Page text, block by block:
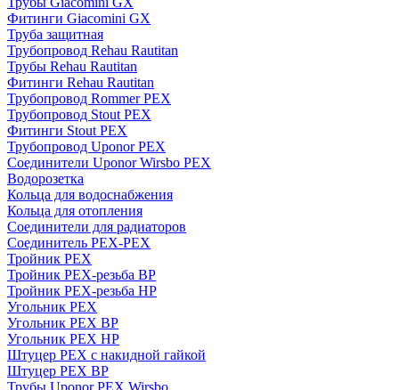
Фитинги Giacomini GX
Труба защитная
Трубопровод Rehau Rautitan
Трубы Rehau Rautitan
Фитинги Rehau Rautitan
Трубопровод Rommer PEX
Трубопровод Stout PEX
Фитинги Stout PEX
Трубопровод Uponor PEX
Соединители Uponor Wirsbo PEX
Водорозетка
Кольца для водоснабжения
Кольца для отопления
Соединители для радиаторов
Соединитель PEX-PEX
Тройник PEX
Тройник PEX-резьба ВР
Тройник PEX-резьба НР
Угольник PEX
Угольник PEX ВР
Угольник PEX НР
Штуцер PEX c накидной гайкой
Штуцер PEX ВР
Трубы Uponor PEX Wirsbo